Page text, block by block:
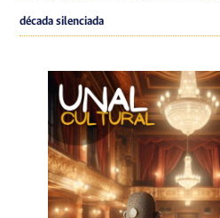
década silenciada